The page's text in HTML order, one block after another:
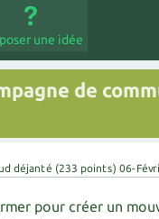
une idée
de
déjanté (233 points) 06-
pour créer un